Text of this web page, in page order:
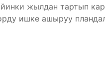
жылдан тартып
ишке ашыруу